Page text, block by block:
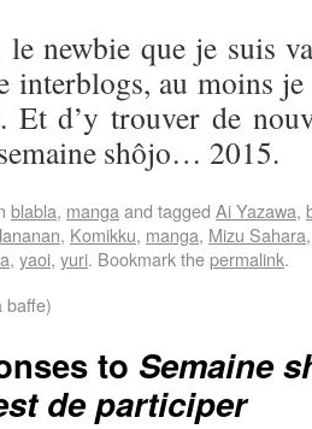
le newbie que je suis
interblogs, au moins
Et d’y trouver de
shôjo… 2015.
blabla, mangaand tagged Ai Yazawa,
, Komikku, manga, Mizu Sahara
, yaoi, yuri. Bookmark thepermalink.
baffe)
to Semaine
de participer